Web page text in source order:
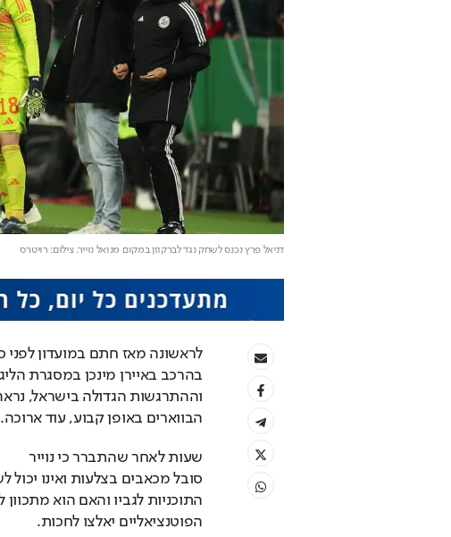
דניאל פרץ נכנס לשחק נגד לברקוזן במקום מנואל נוייר. צילום: רויטרס
הבווארים באופן קבוע, עוד ארוכה.
הפוטנציאליים יאלצו לחכות.